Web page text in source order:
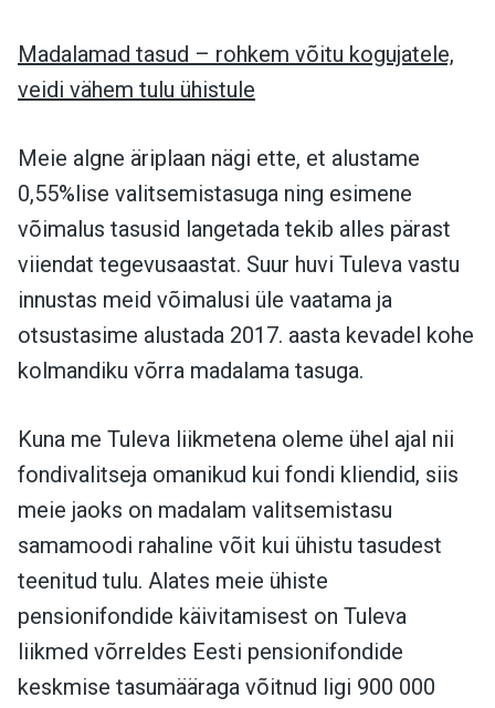
Madalamad tasud – rohkem võitu kogujatele,
veidi vähem tulu ühistule
Meie algne äriplaan nägi ette, et alustame
0,55%lise valitsemistasuga ning esimene
võimalus tasusid langetada tekib alles pärast
viiendat tegevusaastat. Suur huvi Tuleva vastu
innustas meid võimalusi üle vaatama ja
otsustasime alustada 2017. aasta kevadel kohe
kolmandiku võrra madalama tasuga.
Kuna me Tuleva liikmetena oleme ühel ajal nii
fondivalitseja omanikud kui fondi kliendid, siis
meie jaoks on madalam valitsemistasu
samamoodi rahaline võit kui ühistu tasudest
teenitud tulu. Alates meie ühiste
pensionifondide käivitamisest on Tuleva
liikmed võrreldes Eesti pensionifondide
keskmise tasumääraga võitnud ligi 900 000